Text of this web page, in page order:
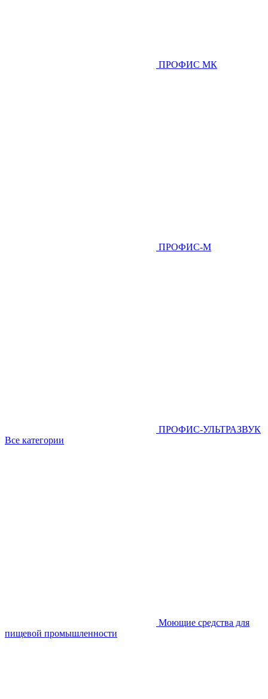
ПРОФИС МК
ПРОФИС-М
ПРОФИС-УЛЬТРАЗВУК
Все категории
Моющие средства для
пищевой промышленности